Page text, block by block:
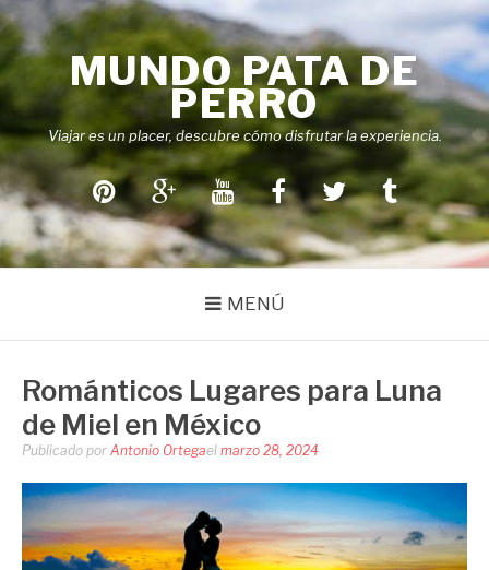
Saltar
al
contenidoMUNDO PATA DE
PERRO
Viajar es un placer, descubre cómo disfrutar la experiencia.
PinterestGoogle+YoutubeFacebookTwitterTumblr
MENÚ
Románticos Lugares para Luna
de Miel en México
Publicado por Antonio Ortegael marzo 28, 2024